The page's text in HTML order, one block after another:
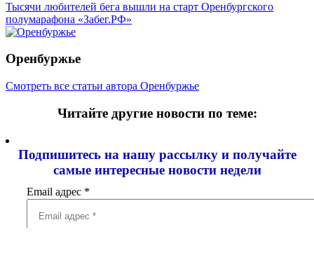
Тысячи любителей бега вышли на старт Оренбургского
полумарафона «Забег.РФ»
Оренбуржье
Смотреть все статьи автора Оренбуржье
Читайте другие новости по теме:
Подпишитесь на нашу рассылку и получайте
самые интересные новости недели
Email адрес *